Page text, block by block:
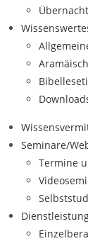
Seminare/
Termine